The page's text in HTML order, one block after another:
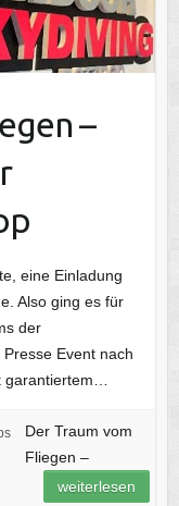
–
eine Einladung
Also ging es für
der
Event nach
garantiertem…
Der Traum vom
Fliegen –
weiterlesen